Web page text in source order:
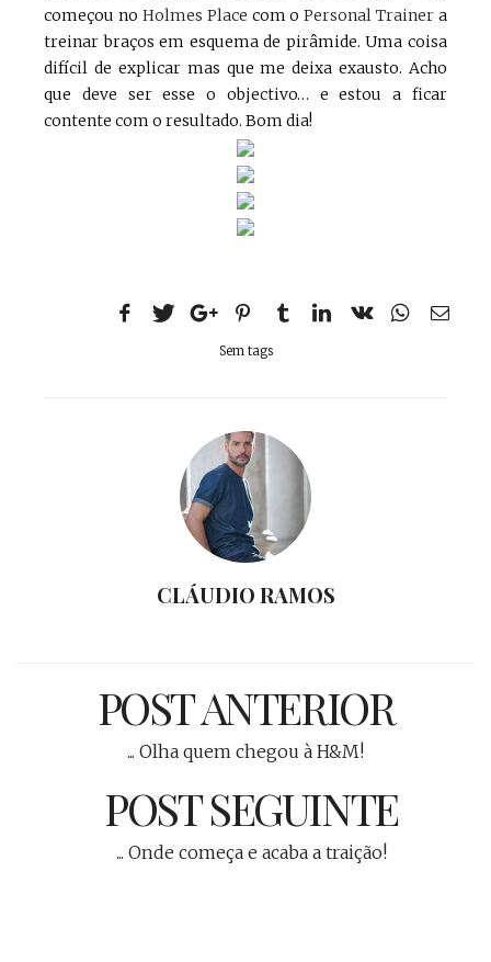
começou no Holmes Place com oPersonal Trainer a
treinar braços em esquema de pirâmide. Uma coisa
difícil de explicar mas que me deixa exausto. Acho
que deve ser esse o objectivo… e estou a ficar
contente com o resultado. Bom dia!
Sem tags
CLÁUDIO RAMOS
POST ANTERIOR
... Olha quem chegou à H&M!
POST SEGUINTE
... Onde começa e acaba a traição!